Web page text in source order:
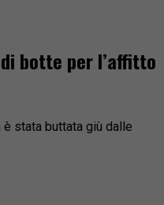
botte per l’affitto
stata buttata giù dalle